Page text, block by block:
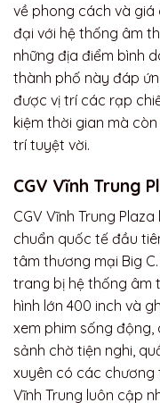
về phong cách và giá
đại với hệ thống âm
những địa điểm bình
thành phố này đáp
được vị trí các rạp
kiệm thời gian mà
trí tuyệt vời.
CGV Vĩnh Trung
CGV Vĩnh Trung
chuẩn quốc tế đầu
tâm thương mại Big
trang bị hệ thống âm
hình lớn 400 inch và
xem phim sống động,
sảnh chờ tiện nghi,
xuyên có các chương
Vĩnh Trung luôn cập